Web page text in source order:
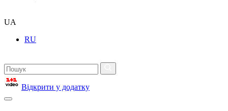
UA
RU
Відкрити у додатку